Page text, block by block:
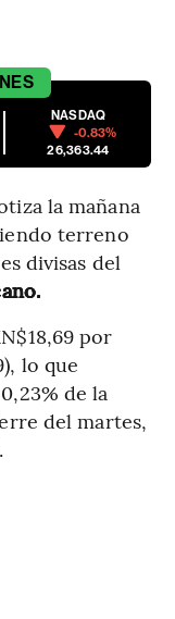
NASDAQ
-0.83%
26,363.44
la mañana
terreno
divisas del
por
lo que
de la
del martes,